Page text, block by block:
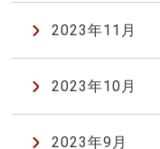
2023年11月
2023年10月
2023年9月